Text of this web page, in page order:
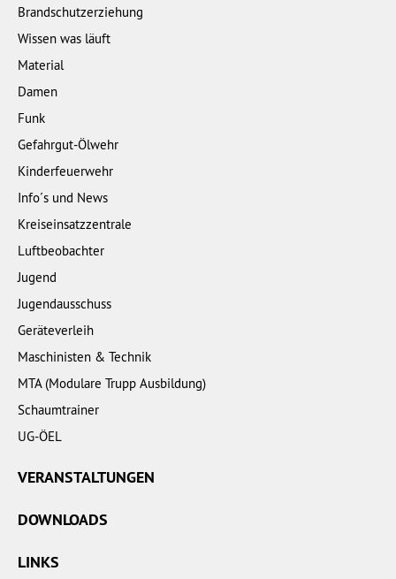
Brandschutzerziehung
Wissen was läuft
Material
Damen
Funk
Gefahrgut-Ölwehr
Kinderfeuerwehr
Info´s und News
Kreiseinsatzzentrale
Luftbeobachter
Jugend
Jugendausschuss
Geräteverleih
Maschinisten & Technik
MTA (Modulare Trupp Ausbildung)
Schaumtrainer
UG-ÖEL
VERANSTALTUNGEN
DOWNLOADS
LINKS